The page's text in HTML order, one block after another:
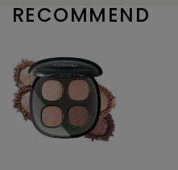
ミーエスミーム
ミラオーウェン
MOIGE
モワージュ
MUCHA
RECOMMEND